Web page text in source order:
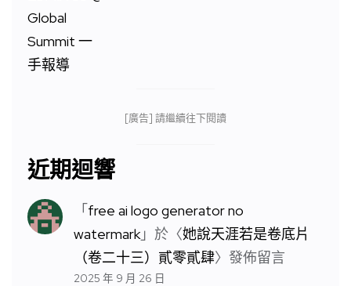
[廣告] 請繼續往下閱讀
近期迴響
「free ai logo generator no
watermark」於〈她說天涯若是卷底片
（卷二十三）貳零貳肆〉發佈留言
2025 年 9 月 26 日